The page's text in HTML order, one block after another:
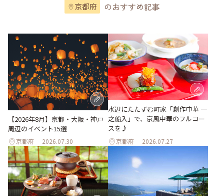
京都府 のおすすめ記事
【2026年8月】京都・大阪・神戸
周辺のイベント15選
京都府 2026.07.30
水辺にたたずむ町家「創作中華 一
之船入」で、京風中華のフルコー
スを♪
京都府 2026.07.27